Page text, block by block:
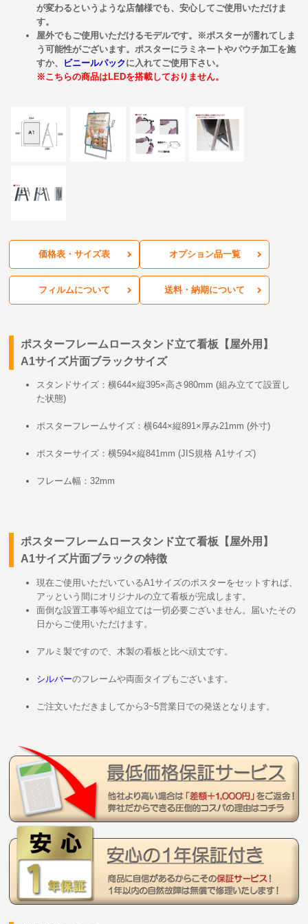
が変わるというような店舗様でも、安心してご使用いただけま
す。
屋外でもご使用いただけるモデルです。※ポスターが濡れてしま
う可能性がございます。ポスターにラミネートやパウチ加工を施
すか、
ビニールパックに入れてご使用下さい。
※こちらの商品はLEDを搭載しておりません。
価格表・サイズ表 オプション品一覧
フィルムについて 送料・納期について
ポスターフレームロースタンド立て看板【屋外用】
A1サイズ片面ブラックサイズ
スタンドサイズ：横644×縦395×高さ980mm (組み立てて設置し
た状態)
ポスターフレームサイズ：横644×縦891×厚み21mm (外寸)
ポスターサイズ：横594×縦841mm (JIS規格 A1サイズ)
フレーム幅：32mm
ポスターフレームロースタンド立て看板【屋外用】
A1サイズ片面ブラックの特徴
現在ご使用いただいているA1サイズのポスターをセットすれば、
アッという間にオリジナルの立て看板が完成します。
面倒な設置工事等や組立ては一切必要ございません。届いたその
日からご使用いただけます。
アルミ製ですので、木製の看板と比べ頑丈です。
シルバーのフレームや両面タイプもございます。
ご注文いただきましてから3~5営業日での発送となります。